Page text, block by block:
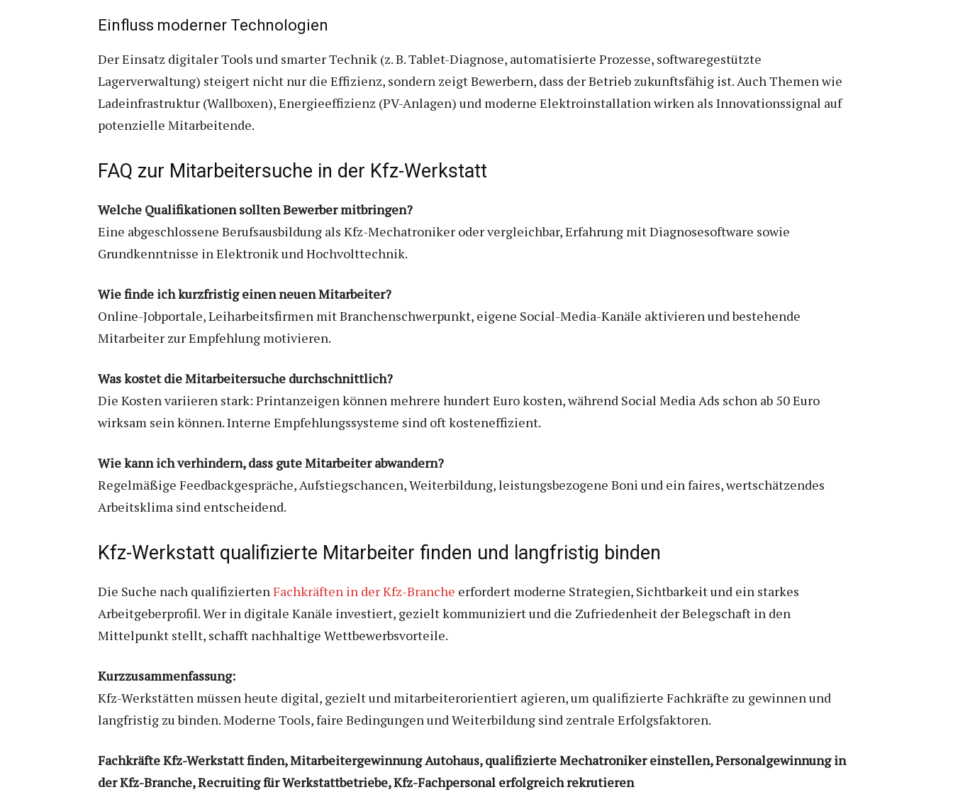
Einfluss moderner Technologien
Der Einsatz digitaler Tools und smarter Technik (z. B. Tablet-Diagnose, automatisierte Prozesse, softwaregestützte
Lagerverwaltung) steigert nicht nur die Effizienz, sondern zeigt Bewerbern, dass der Betrieb zukunftsfähig ist. Auch Themen wie
Ladeinfrastruktur (Wallboxen), Energieeffizienz (PV-Anlagen) und moderne Elektroinstallation wirken als Innovationssignal auf
potenzielle Mitarbeitende.
FAQ zur Mitarbeitersuche in der Kfz-Werkstatt
Welche Qualifikationen sollten Bewerber mitbringen?
Eine abgeschlossene Berufsausbildung als Kfz-Mechatroniker oder vergleichbar, Erfahrung mit Diagnosesoftware sowie
Grundkenntnisse in Elektronik und Hochvolttechnik.
Wie finde ich kurzfristig einen neuen Mitarbeiter?
Online-Jobportale, Leiharbeitsfirmen mit Branchenschwerpunkt, eigene Social-Media-Kanäle aktivieren und bestehende
Mitarbeiter zur Empfehlung motivieren.
Was kostet die Mitarbeitersuche durchschnittlich?
Die Kosten variieren stark: Printanzeigen können mehrere hundert Euro kosten, während Social Media Ads schon ab 50 Euro
wirksam sein können. Interne Empfehlungssysteme sind oft kosteneffizient.
Wie kann ich verhindern, dass gute Mitarbeiter abwandern?
Regelmäßige Feedbackgespräche, Aufstiegschancen, Weiterbildung, leistungsbezogene Boni und ein faires, wertschätzendes
Arbeitsklima sind entscheidend.
Kfz-Werkstatt qualifizierte Mitarbeiter finden und langfristig binden
Die Suche nach qualifiziertenFachkräften in der Kfz-Branche erfordert moderne Strategien, Sichtbarkeit und ein starkes
Arbeitgeberprofil. Wer in digitale Kanäle investiert, gezielt kommuniziert und die Zufriedenheit der Belegschaft in den
Mittelpunkt stellt, schafft nachhaltige Wettbewerbsvorteile.
Kurzzusammenfassung:
Kfz-Werkstätten müssen heute digital, gezielt und mitarbeiterorientiert agieren, um qualifizierte Fachkräfte zu gewinnen und
langfristig zu binden. Moderne Tools, faire Bedingungen und Weiterbildung sind zentrale Erfolgsfaktoren.
Fachkräfte Kfz-Werkstatt finden, Mitarbeitergewinnung Autohaus, qualifizierte Mechatroniker einstellen, Personalgewinnung in
der Kfz-Branche, Recruiting für Werkstattbetriebe, Kfz-Fachpersonal erfolgreich rekrutieren